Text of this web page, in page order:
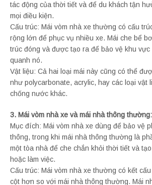
tác động của thời tiết và để du khách tận
mọi điều kiện.
Cấu trúc: Mái vòm nhà xe thường có cấu
rộng lớn để phục vụ nhiều xe. Mái che bể
trúc đóng và được tạo ra để bảo vệ khu vực
quanh nó.
Vật liệu: Cả hai loại mái này cũng có thể
như polycarbonate, acrylic, hay các loại vật
chống nước khác.
3. Mái vòm nhà xe và mái nhà thông thường:
Mục đích: Mái vòm nhà xe dùng để bảo vệ
thông, trong khi mái nhà thông thường là
một tòa nhà để che chắn khỏi thời tiết và
hoặc làm việc.
Cấu trúc: Mái vòm nhà xe thường có kết
cột hơn so với mái nhà thông thường. Mái